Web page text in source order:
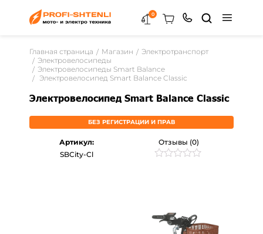
0
Главная страница Магазин
Электротранспорт
Электровелосипеды
Электровелосипеды Smart Balance
Электровелосипед Smart Balance Classic
Электровелосипед Smart Balance Classic
БЕЗ РЕГИСТРАЦИИ И ПРАВ
Отзывы (0)
основе
опроса
пользователей
Артикул:
SBCity-Cl